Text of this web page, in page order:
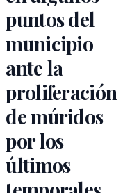
puntos del
municipio
ante la
proliferación
de múridos
por los
últimos